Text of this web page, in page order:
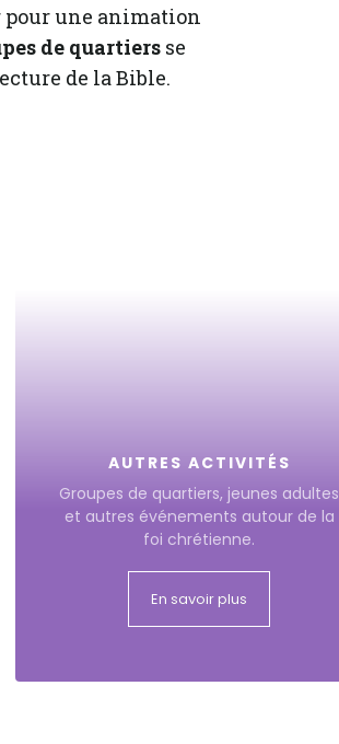
une animation
de quartiers se
de la Bible.
AUTRES ACTIVITÉS
Groupes de quartiers, jeunes adultes
et autres événements autour de la
foi chrétienne.
En savoir plus